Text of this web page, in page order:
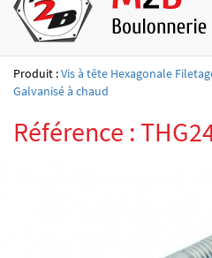
Produit :Vis à tête Hexagonale
Galvanisé à chaud
Référence :